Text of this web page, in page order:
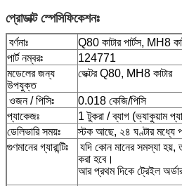
প্রোডাক্ট স্পেসিফিকেশনঃ
বর্ণনাঃ
Q80 কাটার পার্টস, MH8
পার্ট নম্বরঃ
124771
মডেলের জন্য
উপযুক্ত
ভেক্টর Q80, MH8 কাটার
ওজন / পিসিঃ
0.018 কেজি/পিসি
প্যাকেজঃ
1 টুকরা / ব্যাগ (ভ্যাকুয়াম
ডেলিভারি সময়ঃ
স্টক আছে, ২৪ ঘণ্টার মধ্যে
গুণমানের গ্যারান্টিঃ
যদি কোন মানের সমস্যা হয়,
করা হবে।
আর প্রথম দিকে ট্রেইল